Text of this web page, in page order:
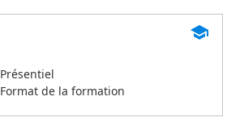
Présentiel
Format de la formation
school